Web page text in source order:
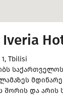
Iveria
Tbilisi
შორის და არის